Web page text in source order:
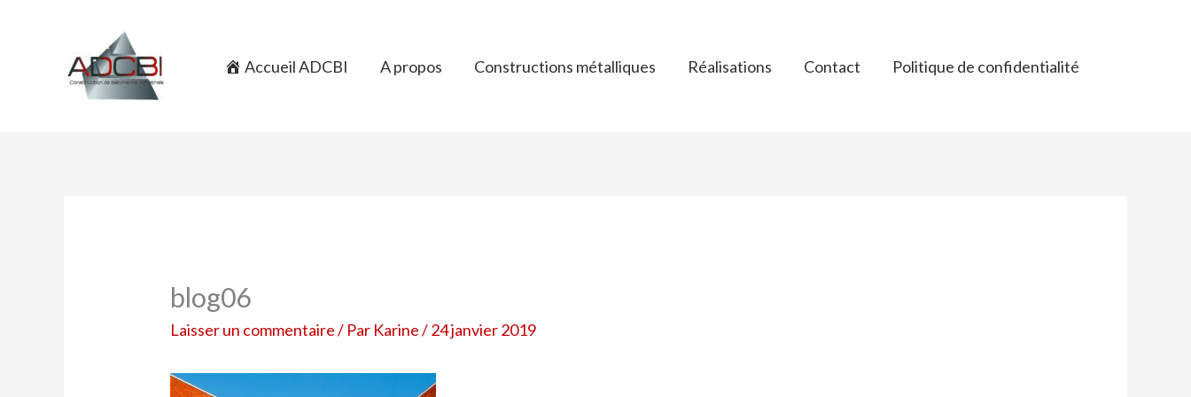
Accueil ADCBI A propos Constructions métalliques Réalisations Contact Politique de confidentialité
blog06
Laisser un commentaire/ Par Karine/24 janvier 2019